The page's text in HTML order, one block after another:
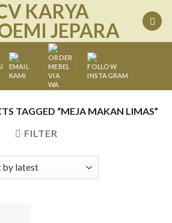
TAGGED “MEJA MAKAN LIMAS”
FILTER